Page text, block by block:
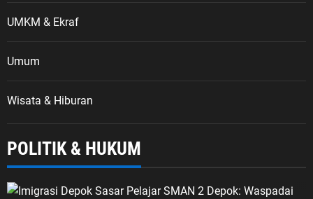
UMKM & Ekraf
Umum
Wisata & Hiburan
POLITIK & HUKUM